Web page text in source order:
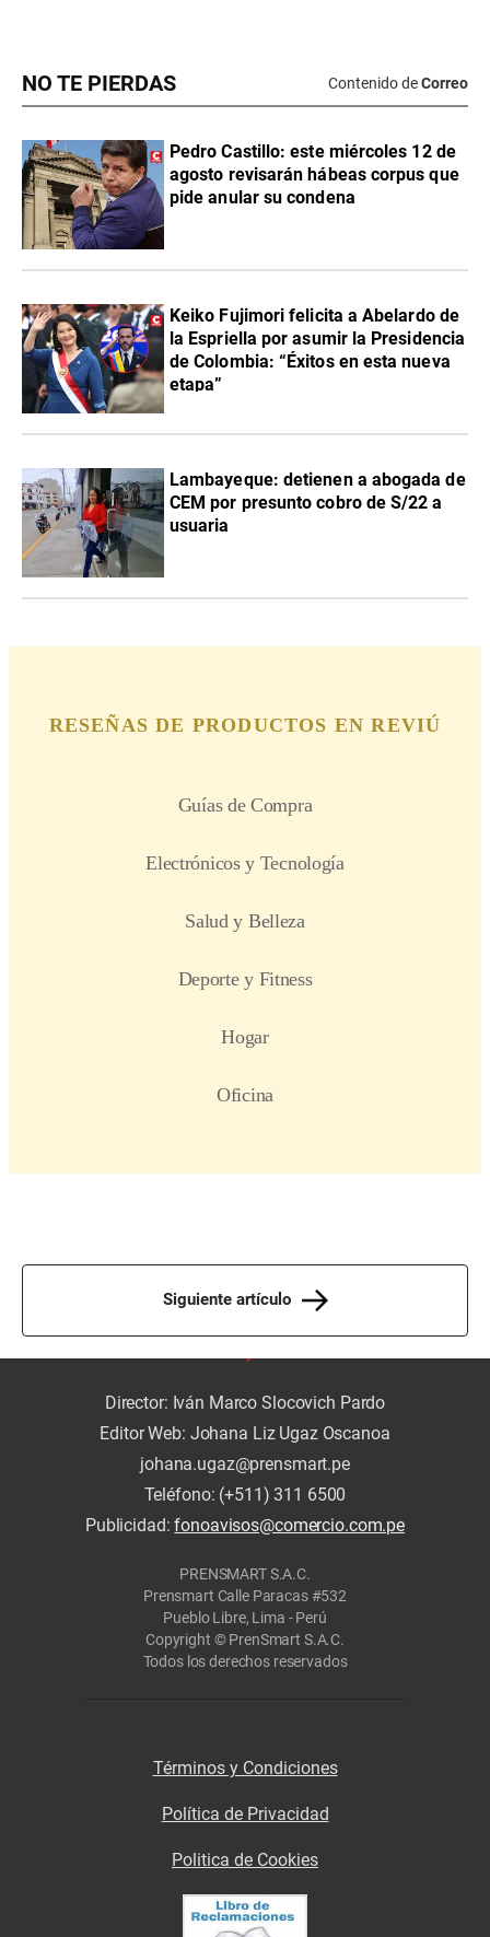
NO TE PIERDAS Contenido deCorreo
Pedro Castillo: este miércoles 12 de
agosto revisarán hábeas corpus que
pide anular su condena
Keiko Fujimori felicita a Abelardo de
la Espriella por asumir la Presidencia
de Colombia: “Éxitos en esta nueva
etapa”
Lambayeque: detienen a abogada de
CEM por presunto cobro de S/22 a
usuaria
Siguiente artículo
Director: Iván Marco Slocovich Pardo
Editor Web: Johana Liz Ugaz Oscanoa
johana.ugaz@prensmart.pe
Teléfono: (+511) 311 6500
Publicidad:fonoavisos@comercio.com.pe
PRENSMART S.A.C.
Prensmart Calle Paracas #532
Pueblo Libre, Lima - Perú
Copyright © PrenSmart S.A.C.
Todos los derechos reservados
Términos y Condiciones
Política de Privacidad
Politica de Cookies